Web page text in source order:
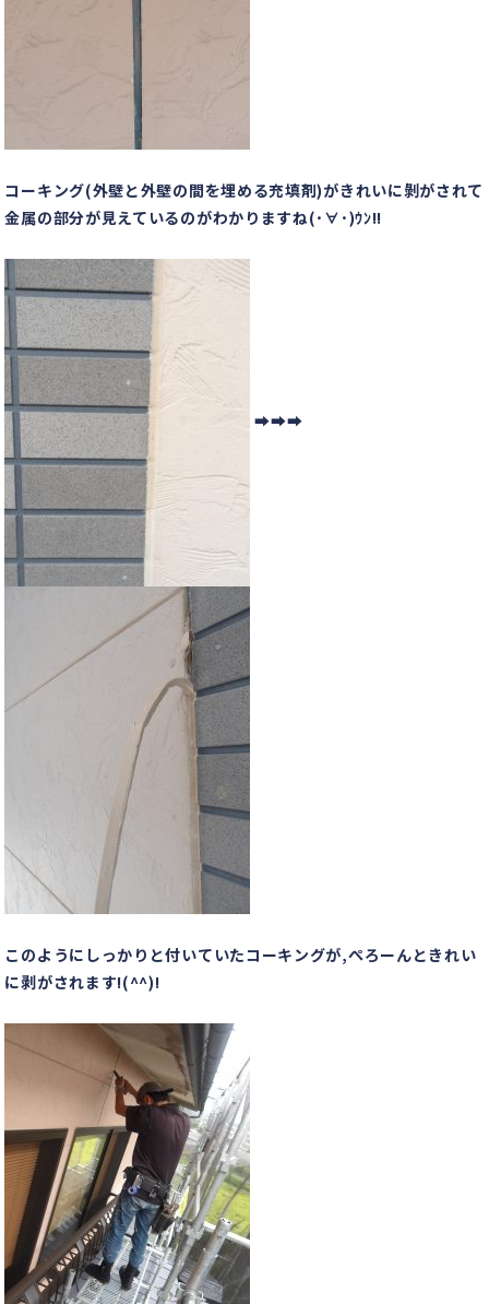
コーキング(外壁と外壁の間を埋める充填剤)がきれいに剝がされて
金属の部分が見えているのがわかりますね(･∀･)ｳﾝ!!
➡➡➡
このようにしっかりと付いていたコーキングが,ぺろーんときれい
に剥がされます!(^^)!